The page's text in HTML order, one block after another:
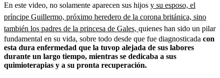
En este video, no solamente aparecen sus hijos y su esposo, el
príncipe Guillermo, próximo heredero de la corona británica, sino
también los padres de la princesa de Gales, quienes han sido un pilar
fundamental en su vida, sobre todo desde que fue diagnosticada con
esta dura enfermedad que la tuvop alejada de sus labores
durante un largo tiempo, mientras se dedicaba a sus
quimioterapias y a su pronta recuperación.